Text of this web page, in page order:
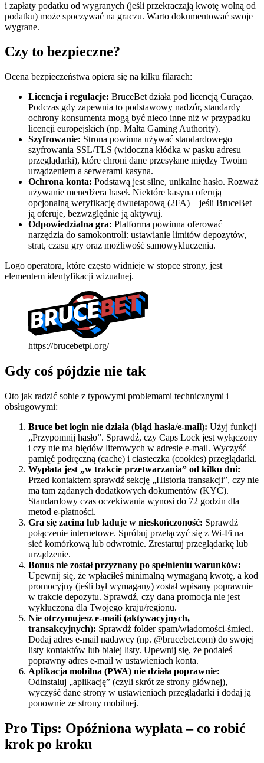
i zapłaty podatku od wygranych (jeśli przekraczają kwotę wolną od
podatku) może spoczywać na graczu. Warto dokumentować swoje
wygrane.
Czy to bezpieczne?
Ocena bezpieczeństwa opiera się na kilku filarach:
Licencja i regulacje: BruceBet działa pod licencją Curaçao.
Podczas gdy zapewnia to podstawowy nadzór, standardy
ochrony konsumenta mogą być nieco inne niż w przypadku
licencji europejskich (np. Malta Gaming Authority).
Szyfrowanie: Strona powinna używać standardowego
szyfrowania SSL/TLS (widoczna kłódka w pasku adresu
przeglądarki), które chroni dane przesyłane między Twoim
urządzeniem a serwerami kasyna.
Ochrona konta: Podstawą jest silne, unikalne hasło. Rozważ
używanie menedżera haseł. Niektóre kasyna oferują
opcjonalną weryfikację dwuetapową (2FA) – jeśli BruceBet
ją oferuje, bezwzględnie ją aktywuj.
Odpowiedzialna gra: Platforma powinna oferować
narzędzia do samokontroli: ustawianie limitów depozytów,
strat, czasu gry oraz możliwość samowykluczenia.
Logo operatora, które często widnieje w stopce strony, jest
elementem identyfikacji wizualnej.
https://brucebetpl.org/
Gdy coś pójdzie nie tak
Oto jak radzić sobie z typowymi problemami technicznymi i
obsługowymi:
Bruce bet login nie działa (błąd hasła/e-mail): Użyj funkcji
„Przypomnij hasło”. Sprawdź, czy Caps Lock jest wyłączony
i czy nie ma błędów literowych w adresie e-mail. Wyczyść
pamięć podręczną (cache) i ciasteczka (cookies) przeglądarki.
Wypłata jest „w trakcie przetwarzania” od kilku dni:
Przed kontaktem sprawdź sekcję „Historia transakcji”, czy nie
ma tam żądanych dodatkowych dokumentów (KYC).
Standardowy czas oczekiwania wynosi do 72 godzin dla
metod e-płatności.
Gra się zacina lub ładuje w nieskończoność: Sprawdź
połączenie internetowe. Spróbuj przełączyć się z Wi-Fi na
sieć komórkową lub odwrotnie. Zrestartuj przeglądarkę lub
urządzenie.
Bonus nie został przyznany po spełnieniu warunków:
Upewnij się, że wpłaciłeś minimalną wymaganą kwotę, a kod
promocyjny (jeśli był wymagany) został wpisany poprawnie
w trakcie depozytu. Sprawdź, czy dana promocja nie jest
wykluczona dla Twojego kraju/regionu.
Nie otrzymujesz e-maili (aktywacyjnych,
transakcyjnych): Sprawdź folder spam/wiadomości-śmieci.
Dodaj adres e-mail nadawcy (np. @brucebet.com) do swojej
listy kontaktów lub białej listy. Upewnij się, że podałeś
poprawny adres e-mail w ustawieniach konta.
Aplikacja mobilna (PWA) nie działa poprawnie:
Odinstaluj „aplikację” (czyli skrót ze strony głównej),
wyczyść dane strony w ustawieniach przeglądarki i dodaj ją
ponownie ze strony mobilnej.
Pro Tips: Opóźniona wypłata – co robić
krok po kroku